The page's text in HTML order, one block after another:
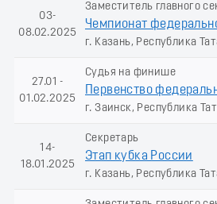
03-
08.02.2025
Заместитель главного
Чемпионат
г. Казань, Республика
27.01 -
01.02.2025
Судья на финише
Первенство
г. Заинск, Республика
14-
18.01.2025
Секретарь
Этап кубка России
г. Казань, Республика